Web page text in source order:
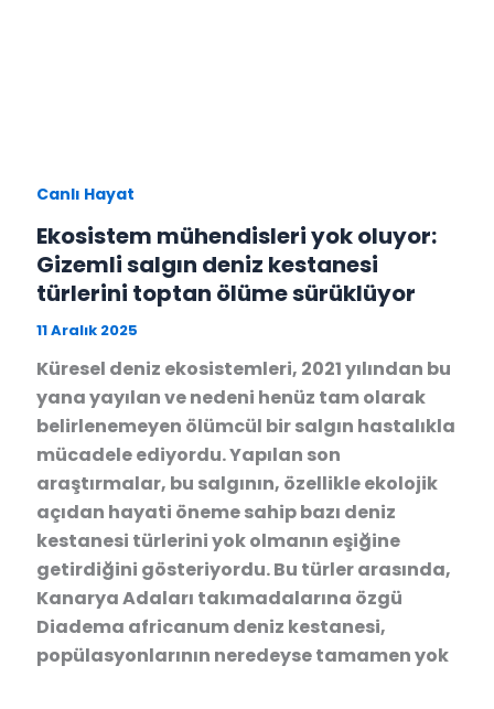
Canlı Hayat
Ekosistem mühendisleri yok oluyor:
Gizemli salgın deniz kestanesi
türlerini toptan ölüme sürüklüyor
11 Aralık 2025
Küresel deniz ekosistemleri, 2021 yılından bu
yana yayılan ve nedeni henüz tam olarak
belirlenemeyen ölümcül bir salgın hastalıkla
mücadele ediyordu. Yapılan son
araştırmalar, bu salgının, özellikle ekolojik
açıdan hayati öneme sahip bazı deniz
kestanesi türlerini yok olmanın eşiğine
getirdiğini gösteriyordu. Bu türler arasında,
Kanarya Adaları takımadalarına özgü
Diadema africanum deniz kestanesi,
popülasyonlarının neredeyse tamamen yok